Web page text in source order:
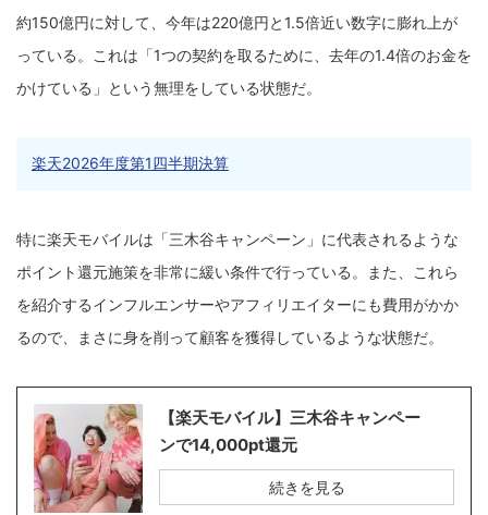
約150億円に対して、今年は220億円と1.5倍近い数字に膨れ上が
っている。これは「1つの契約を取るために、去年の1.4倍のお金を
かけている」という無理をしている状態だ。
楽天2026年度第1四半期決算
特に楽天モバイルは「三木谷キャンペーン」に代表されるような
ポイント還元施策を非常に緩い条件で行っている。また、これら
を紹介するインフルエンサーやアフィリエイターにも費用がかか
るので、まさに身を削って顧客を獲得しているような状態だ。
【楽天モバイル】三木谷キャンペー
ンで14,000pt還元
続きを見る